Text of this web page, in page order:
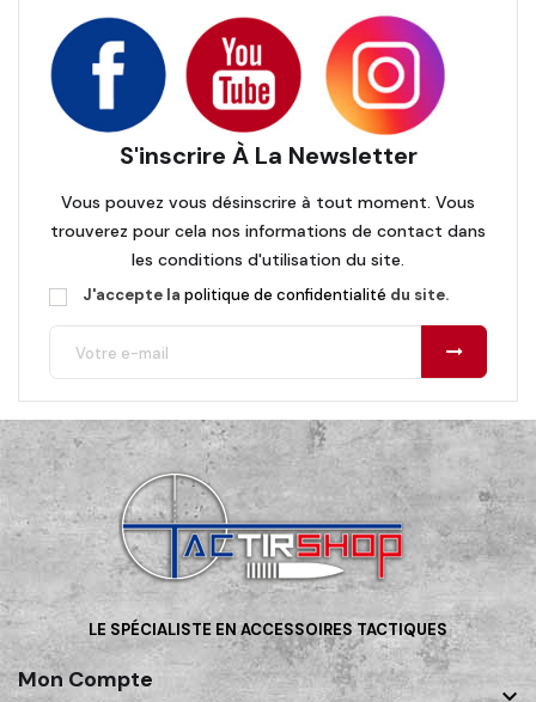
S'inscrire À La Newsletter
Vous pouvez vous désinscrire à tout moment. Vous
trouverez pour cela nos informations de contact dans
les conditions d'utilisation du site.
J'accepte la politique de confidentialité du site.
LE SPÉCIALISTE EN ACCESSOIRES TACTIQUES
Mon Compte